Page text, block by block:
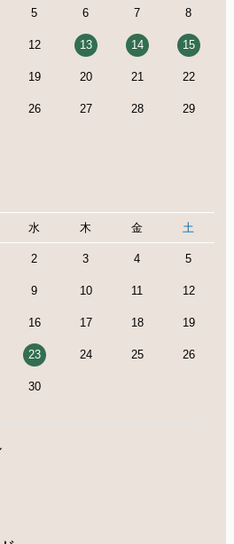
5 6 7 8
12 13 14 15
19 20 21 22
26 27 28 29
水 木 金 土
2 3 4 5
9 10 11 12
16 17 18 19
23 24 25 26
30